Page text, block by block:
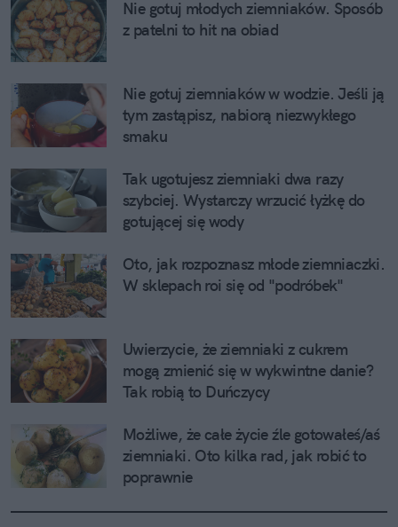
Nie gotuj młodych ziemniaków. Sposób
z patelni to hit na obiad
Nie gotuj ziemniaków w wodzie. Jeśli ją
tym zastąpisz, nabiorą niezwykłego
smaku
Tak ugotujesz ziemniaki dwa razy
szybciej. Wystarczy wrzucić łyżkę do
gotującej się wody
Oto, jak rozpoznasz młode ziemniaczki.
W sklepach roi się od "podróbek"
Uwierzycie, że ziemniaki z cukrem
mogą zmienić się w wykwintne danie?
Tak robią to Duńczycy
Możliwe, że całe życie źle gotowałeś/aś
ziemniaki. Oto kilka rad, jak robić to
poprawnie